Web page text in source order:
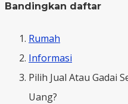
Bandingkan daftar
Rumah
Informasi
Pilih Jual Atau Gadai
Uang?